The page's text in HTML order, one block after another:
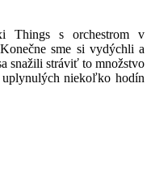
Things s orchestrom v
sme si vydýchli a
snažili stráviť to množstvo
uplynulých niekoľko hodín